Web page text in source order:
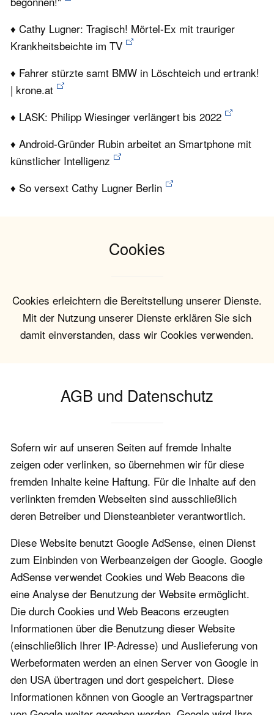
♦ Cathy Lugner: Tragisch! Mörtel-Ex mit trauriger
Krankheitsbeichte im TV
♦ Fahrer stürzte samt BMW in Löschteich und ertrank!
| krone.at
♦ LASK: Philipp Wiesinger verlängert bis 2022
♦ Android-Gründer Rubin arbeitet an Smartphone mit
künstlicher Intelligenz
♦ So versext Cathy Lugner Berlin
Cookies
Cookies erleichtern die Bereitstellung unserer Dienste.
Mit der Nutzung unserer Dienste erklären Sie sich
damit einverstanden, dass wir Cookies verwenden.
AGB und Datenschutz
Sofern wir auf unseren Seiten auf fremde Inhalte
zeigen oder verlinken, so übernehmen wir für diese
fremden Inhalte keine Haftung. Für die Inhalte auf den
verlinkten fremden Webseiten sind ausschließlich
deren Betreiber und Diensteanbieter verantwortlich.
Diese Website benutzt Google AdSense, einen Dienst
zum Einbinden von Werbeanzeigen der Google. Google
AdSense verwendet Cookies und Web Beacons die
eine Analyse der Benutzung der Website ermöglicht.
Die durch Cookies und Web Beacons erzeugten
Informationen über die Benutzung dieser Website
(einschließlich Ihrer IP-Adresse) und Auslieferung von
Werbeformaten werden an einen Server von Google in
den USA übertragen und dort gespeichert. Diese
Informationen können von Google an Vertragspartner